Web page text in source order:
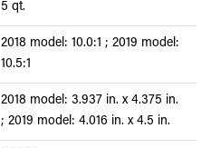
5 qt.
2018 model: 10.0:1 ; 2019 model:
10.5:1
2018 model: 3.937 in. x 4.375 in.
; 2019 model: 4.016 in. x 4.5 in.